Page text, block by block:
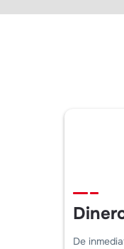
De